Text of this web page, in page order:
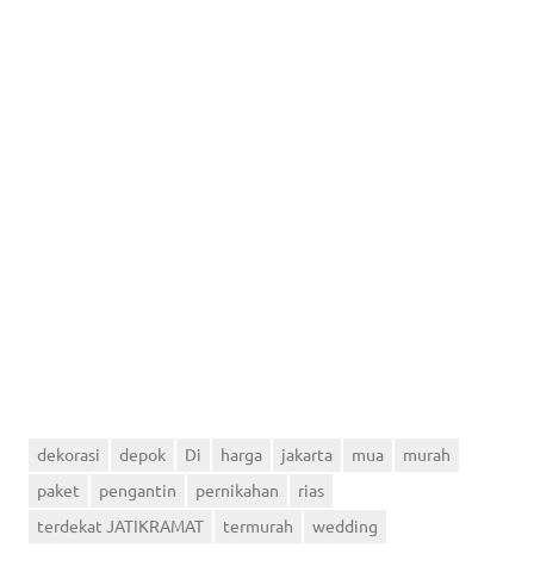
dekorasi depok Di harga jakarta mua
murah
paket
pengantin pernikahan
rias
terdekat JATIKRAMAT
termurah wedding